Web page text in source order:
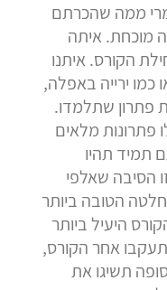
ממה שהכרתם
מוכחת. איתה
הקורס. איתנו
כמו ירייה באפלה,
פתרון שתלמדו.
פתרונות מלאים
תמיד תהיו
הסיבה שאלפי
הטובה ביותר
היעיל ביותר
אחר הקורס,
תשיגו את